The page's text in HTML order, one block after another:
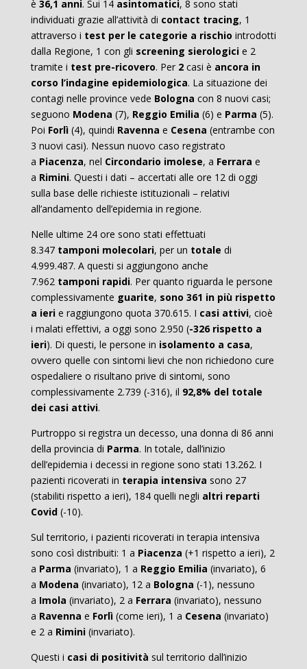
è 36,1 anni. Sui 14 asintomatici, 8 sono stati
individuati grazie all’attività di contact tracing, 1
attraverso i test per le categorie a rischio introdotti
dalla Regione, 1 con gli screening sierologicie 2
tramite i test pre-ricovero. Per 2casi è ancora in
corso l’indagine epidemiologica. La situazione dei
contagi nelle province vede Bologna con 8 nuovi casi;
seguono Modena (7), Reggio Emilia (6) e Parma (5).
Poi Forlì(4), quindi Ravenna e Cesena (entrambe con
3 nuovi casi). Nessun nuovo caso registrato
a Piacenza, nel Circondario imolese, a Ferrara e
a Rimini. Questi i dati – accertati alle ore 12 di oggi
sulla base delle richieste istituzionali – relativi
all’andamento dell’epidemia in regione.
Nelle ultime 24 ore sono stati effettuati
8.347 tamponi molecolari, per un totale di
4.999.487. A questi si aggiungono anche
7.962 tamponi rapidi. Per quanto riguarda le persone
complessivamente guarite, sono 361 in più rispetto
a ierie raggiungono quota 370.615. I casi attivi, cioè
i malati effettivi, a oggi sono 2.950 (-326 rispetto a
ieri). Di questi, le persone in isolamento a casa,
ovvero quelle con sintomi lievi che non richiedono cure
ospedaliere o risultano prive di sintomi, sono
complessivamente 2.739 (-316), il 92,8% del totale
dei casi attivi.
Purtroppo si registra un decesso, una donna di 86 anni
della provincia di Parma. In totale, dall’inizio
dell’epidemia i decessi in regione sono stati 13.262. I
pazienti ricoverati in terapia intensiva sono 27
(stabiliti rispetto a ieri), 184 quelli negli altri reparti
Covid (-10).
Sul territorio, i pazienti ricoverati in terapia intensiva
sono così distribuiti: 1 a Piacenza (+1 rispetto a ieri), 2
a Parma (invariato), 1 a Reggio Emilia (invariato), 6
a Modena (invariato), 12 a Bologna (-1), nessuno
a Imola (invariato), 2 a Ferrara (invariato), nessuno
a Ravenna e Forlì(come ieri), 1 a Cesena (invariato)
e 2 a Rimini(invariato).
Questi i casi di positività sul territorio dall’inizio